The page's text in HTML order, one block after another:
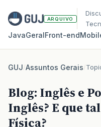
ARQUIVO
JavaGeralFront‑end
GUJ/Assuntos Gerais/
Blog: Inglês e
Inglês? E que
Física?